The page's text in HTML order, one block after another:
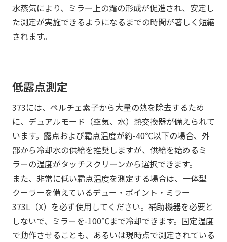
水蒸気により、ミラー上の霜の形成が促進され、安定し
た測定が実施できるようになるまでの時間が著しく短縮
されます。
低露点測定
373には、ペルチェ素子から大量の熱を除去するため
に、デュアルモード（空気、水）熱交換器が備えられて
います。露点および霜点温度が約-40℃以下の場合、外
部から冷却水の供給を推奨しますが、供給を始めるミ
ラーの温度がタッチスクリーンから選択できます。
また、非常に低い霜点温度を測定する場合は、一体型
クーラーを備えているデュー・ポイント・ミラー
373L（X）を必ず使用してください。補助機器を必要と
しないで、ミラーを-100℃まで冷却できます。固定温度
で動作させることも、あるいは現時点で測定されている